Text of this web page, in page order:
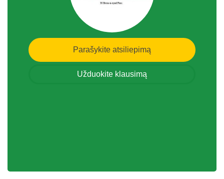
Parašykite atsiliepimą
Užduokite klausimą